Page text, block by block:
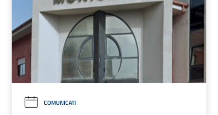
COMUNICATI